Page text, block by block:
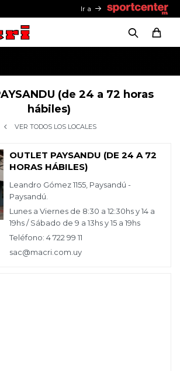
Ir a
(de 24 a 72 horas
hábiles)
VER TODOS LOS LOCALES
OUTLET PAYSANDU (DE 24 A 72
HORAS HÁBILES)
Leandro Gómez 1155, Paysandú -
Paysandú.
Lunes a Viernes de 8:30 a 12:30hs y 14 a
19hs / Sábado de 9 a 13hs y 15 a 19hs
Teléfono: 4 722 99 11
sac@macri.com.uy